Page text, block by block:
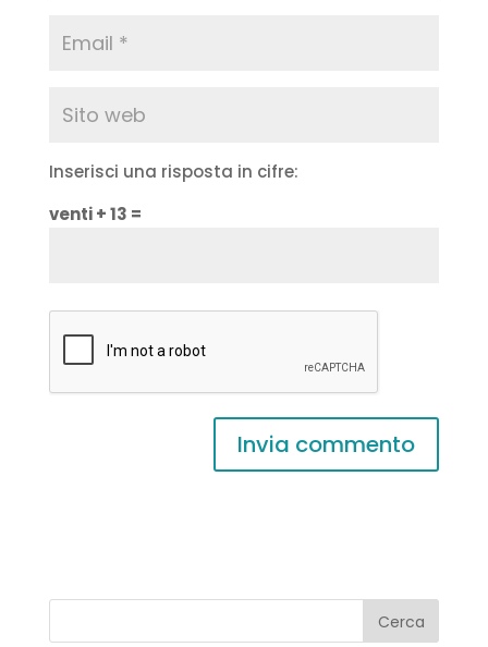
Inserisci una risposta in cifre:
venti + 13 =